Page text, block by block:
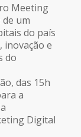
Meeting
um
do país
inovação e
do
das 15h
a
Digital